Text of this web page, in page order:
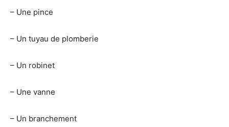
– Une pince
– Un tuyau de plomberie
– Un robinet
– Une vanne
– Un branchement